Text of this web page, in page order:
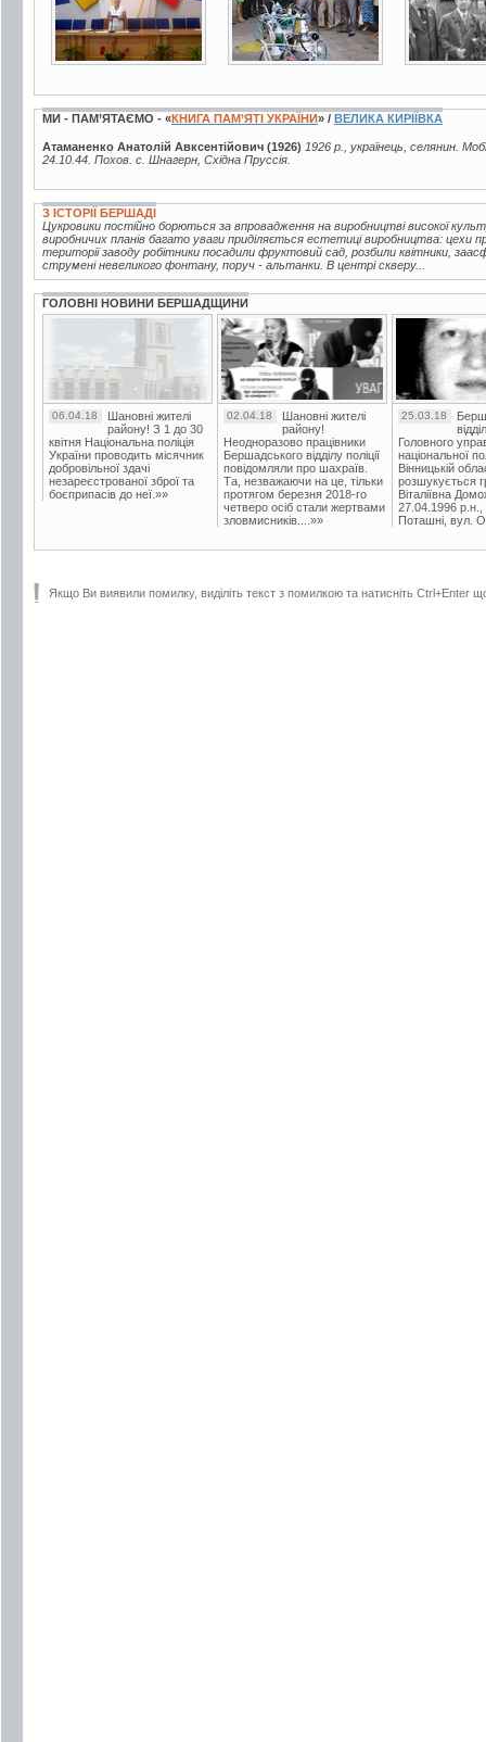
МИ - ПАМ’ЯТАЄМО - «КНИГА ПАМ’ЯТІ УКРАЇНИ» / ВЕЛИКА КИРІЇВКА
Атаманенко Анатолій Авксентійович (1926) 1926 р., українець, селянин.
24.10.44. Похов. с. Шнагерн, Східна Пруссія.
З ІСТОРІЇ БЕРШАДІ
Цукровики постійно борються за впровадження на виробництві високої
виробничих планів багато уваги приділяється естетиці виробництва: цехи
території заводу робітники посадили фруктовий сад, розбили квітники,
струмені невеликого фонтану, поруч - альтанки. В центрі скверу...
ГОЛОВНІ НОВИНИ БЕРШАДЩИНИ
06.04.18
Шановні жителі
району! З 1 до 30
квітня Національна поліція
України проводить місячник
добровільної здачі
незареєстрованої зброї та
боєприпасів до неї.»»
02.04.18
Шановні жителі
району!
Неодноразово працівники
Бершадського відділу поліції
повідомляли про шахраїв.
Та, незважаючи на це, тільки
протягом березня 2018-го
четверо осіб стали жертвами
зловмисників....»»
25.03.18
Головного
національної
Вінницькій
розшукується
Віталіївна
27.04.1996 р.н.,
Поташні, вул.
Якщо Ви виявили помилку, виділіть текст з помилкою та натисніть Ctrl+Enter